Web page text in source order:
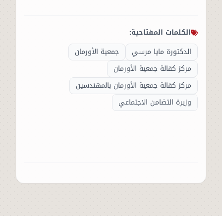
الكلمات المفتاحية:
الدكتورة مايا مرسي
جمعية الأورمان
مركز كفالة جمعية الأورمان
مركز كفالة جمعية الأورمان بالمهندسين
وزيرة التضامن الاجتماعي